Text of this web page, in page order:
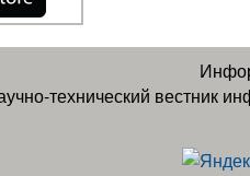
технический вестник